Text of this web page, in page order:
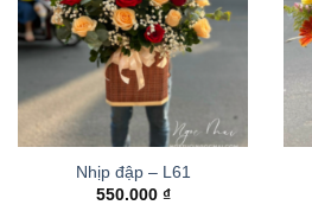
Nhịp đập – L61
550.000 ₫